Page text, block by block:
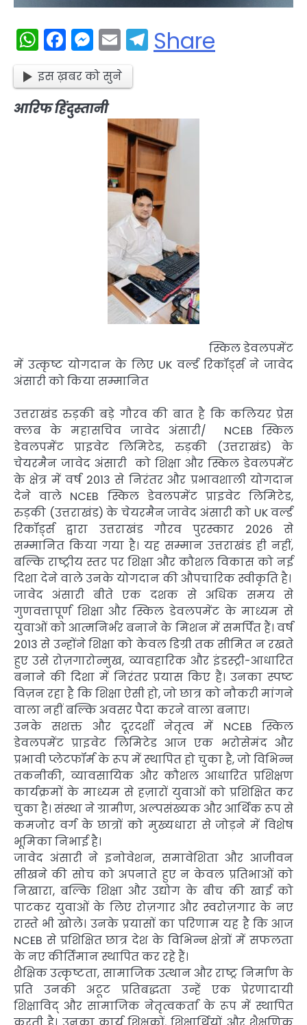
WhatsApp
Facebook
Messenger
EmailTelegram
Share
इस ख़बर को सुने
आरिफ हिंदुस्तानी
स्किल डेवलपमेंट
में उत्कृष्ट योगदान के लिए UK वर्ल्ड रिकॉर्ड्स ने जावेद
अंसारी को किया सम्मानित
उत्तराखंड रुड़की बड़े गौरव की बात है कि कलियर प्रेस
क्लब के महासचिव जावेद अंसारी/ NCEB स्किल
डेवलपमेंट प्राइवेट लिमिटेड, रुड़की (उत्तराखंड) के
चेयरमैन जावेद अंसारी को शिक्षा और स्किल डेवलपमेंट
के क्षेत्र में वर्ष 2013 से निरंतर और प्रभावशाली योगदान
देने वाले NCEB स्किल डेवलपमेंट प्राइवेट लिमिटेड,
रुड़की (उत्तराखंड) के चेयरमैन जावेद अंसारी को UK वर्ल्ड
रिकॉर्ड्स द्वारा उत्तराखंड गौरव पुरस्कार 2026 से
सम्मानित किया गया है। यह सम्मान उत्तराखंड ही नहीं,
बल्कि राष्ट्रीय स्तर पर शिक्षा और कौशल विकास को नई
दिशा देने वाले उनके योगदान की औपचारिक स्वीकृति है।
जावेद अंसारी बीते एक दशक से अधिक समय से
गुणवत्तापूर्ण शिक्षा और स्किल डेवलपमेंट के माध्यम से
युवाओं को आत्मनिर्भर बनाने के मिशन में समर्पित हैं। वर्ष
2013 से उन्होंने शिक्षा को केवल डिग्री तक सीमित न रखते
हुए उसे रोज़गारोन्मुख, व्यावहारिक और इंडस्ट्री-आधारित
बनाने की दिशा में निरंतर प्रयास किए हैं। उनका स्पष्ट
विज़न रहा है कि शिक्षा ऐसी हो, जो छात्र को नौकरी मांगने
वाला नहीं बल्कि अवसर पैदा करने वाला बनाए।
उनके सशक्त और दूरदर्शी नेतृत्व में NCEB स्किल
डेवलपमेंट प्राइवेट लिमिटेड आज एक भरोसेमंद और
प्रभावी प्लेटफॉर्म के रूप में स्थापित हो चुका है, जो विभिन्न
तकनीकी, व्यावसायिक और कौशल आधारित प्रशिक्षण
कार्यक्रमों के माध्यम से हज़ारों युवाओं को प्रशिक्षित कर
चुका है। संस्था ने ग्रामीण, अल्पसंख्यक और आर्थिक रूप से
कमजोर वर्ग के छात्रों को मुख्यधारा से जोड़ने में विशेष
भूमिका निभाई है।
जावेद अंसारी ने इनोवेशन, समावेशिता और आजीवन
सीखने की सोच को अपनाते हुए न केवल प्रतिभाओं को
निखारा, बल्कि शिक्षा और उद्योग के बीच की खाई को
पाटकर युवाओं के लिए रोज़गार और स्वरोज़गार के नए
रास्ते भी खोले। उनके प्रयासों का परिणाम यह है कि आज
NCEB से प्रशिक्षित छात्र देश के विभिन्न क्षेत्रों में सफलता
के नए कीर्तिमान स्थापित कर रहे हैं।
शैक्षिक उत्कृष्टता, सामाजिक उत्थान और राष्ट्र निर्माण के
प्रति उनकी अटूट प्रतिबद्धता उन्हें एक प्रेरणादायी
शिक्षाविद् और सामाजिक नेतृत्वकर्ता के रूप में स्थापित